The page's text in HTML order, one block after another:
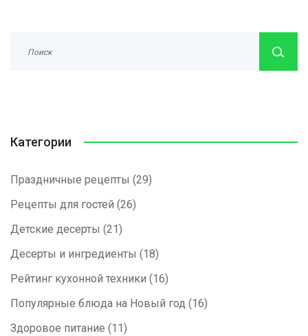
Категории
Праздничные рецепты (29)
Рецепты для гостей (26)
Детские десерты (21)
Десерты и ингредиенты (18)
Рейтинг кухонной техники (16)
Популярные блюда на Новый год (16)
Здоровое питание (11)